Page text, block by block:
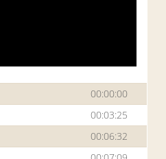
00:00:00
00:03:25
00:06:32